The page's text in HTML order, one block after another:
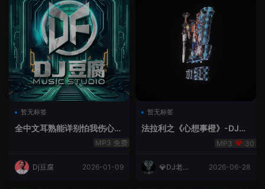
暂无标签
全中文耳熟能详别怕我伤心
爱的代价lakHouse专辑v59R
免费
Dj豆腐 2026-01-09
暂无标签
法拉利之《心想事橙》-DJ老
30
💎DJ老王
2026-06-28